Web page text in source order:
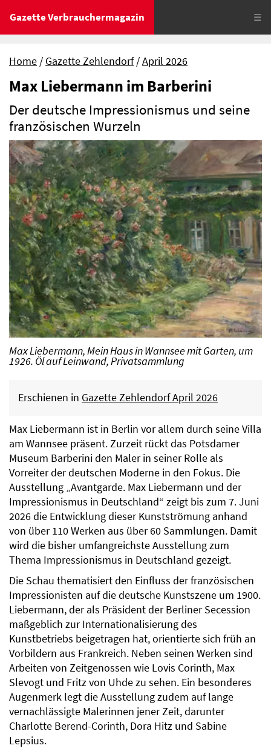
Gazette Verbrauchermagazin ☰
Home Gazette Zehlendorf April 2026
Max Liebermann im Barberini
Der deutsche Impressionismus und seine
französischen Wurzeln
Max Liebermann, Mein Haus in Wannsee mit Garten, um
1926. Öl auf Leinwand, Privatsammlung
Erschienen in Gazette Zehlendorf April 2026
Max Liebermann ist in Berlin vor allem durch seine Villa
am Wannsee präsent. Zurzeit rückt das Potsdamer
Museum Barberini den Maler in seiner Rolle als
Vorreiter der deutschen Moderne in den Fokus. Die
Ausstellung „Avantgarde. Max Liebermann und der
Impressionismus in Deutschland“ zeigt bis zum 7. Juni
2026 die Entwicklung dieser Kunstströmung anhand
von über 110 Werken aus über 60 Sammlungen. Damit
wird die bisher umfangreichste Ausstellung zum
Thema Impressionismus in Deutschland gezeigt.
Die Schau thematisiert den Einfluss der französischen
Impressionisten auf die deutsche Kunstszene um 1900.
Liebermann, der als Präsident der Berliner Secession
maßgeblich zur Internationalisierung des
Kunstbetriebs beigetragen hat, orientierte sich früh an
Vorbildern aus Frankreich. Neben seinen Werken sind
Arbeiten von Zeitgenossen wie Lovis Corinth, Max
Slevogt und Fritz von Uhde zu sehen. Ein besonderes
Augenmerk legt die Ausstellung zudem auf lange
vernachlässigte Malerinnen jener Zeit, darunter
Charlotte Berend-Corinth, Dora Hitz und Sabine
Lepsius.